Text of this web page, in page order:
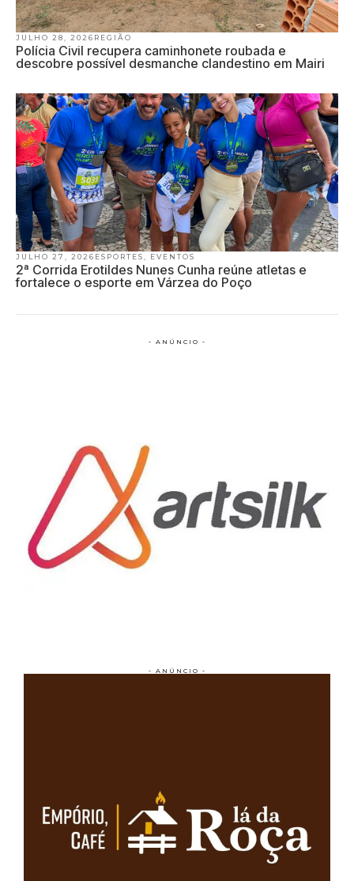
JULHO 28, 2026 REGIÃO
Polícia Civil recupera caminhonete roubada e
descobre possível desmanche clandestino em Mairi
JULHO 27, 2026 ESPORTES, EVENTOS
2ª Corrida Erotildes Nunes Cunha reúne atletas e
fortalece o esporte em Várzea do Poço
- ANÚNCIO -
- ANÚNCIO -